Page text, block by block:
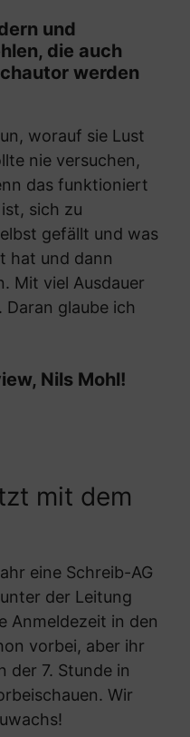
und
die auch
werden
worauf sie Lust
nie versuchen,
das funktioniert
sich zu
gefällt und was
hat und dann
Mit viel Ausdauer
glaube ich
Nils Mohl!
mit dem
eine Schreib-AG
der Leitung
Anmeldezeit in den
vorbei, aber ihr
der 7. Stunde in
Wir